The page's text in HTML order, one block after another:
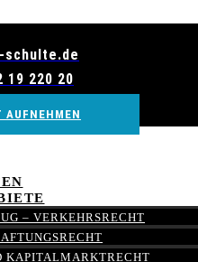
schulte.de
19 220 20
AUFNEHMEN
– VERKEHRSRECHT
KAPITALMARKTRECHT